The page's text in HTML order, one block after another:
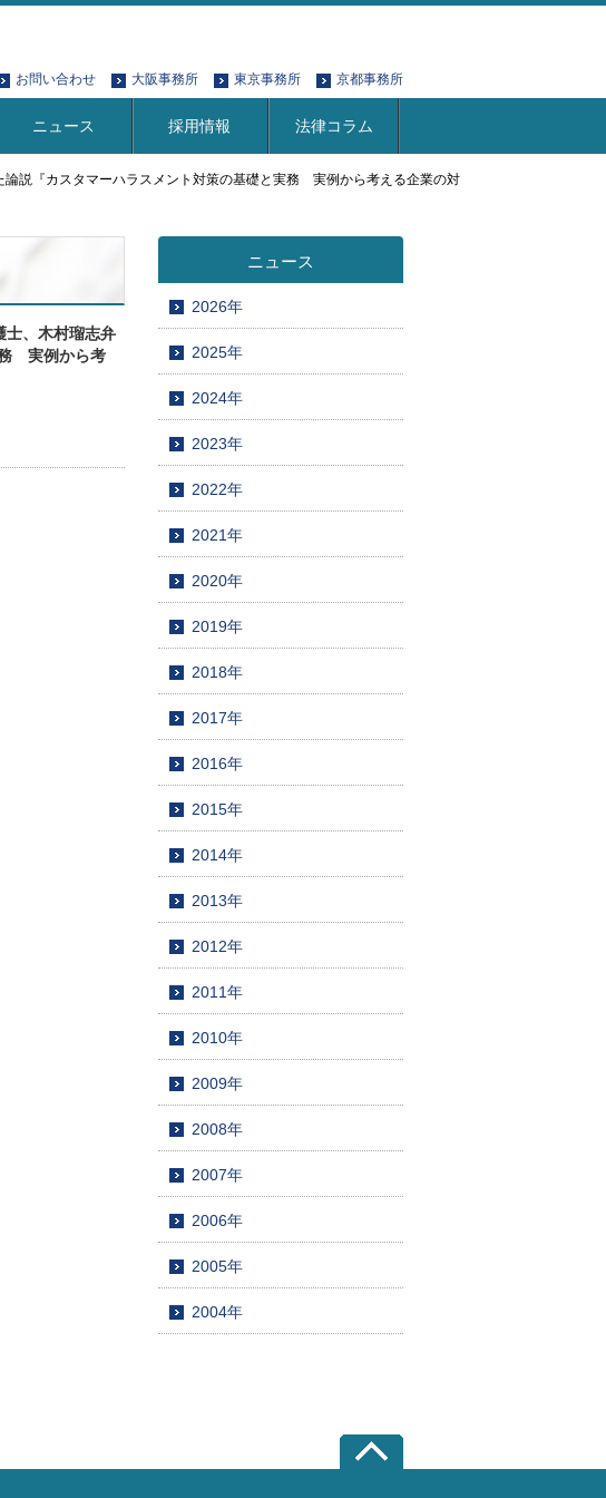
お問い合わせ 大阪事務所 東京事務所 京都事務所
ニュース 採用情報 法律コラム
説『カスタマーハラスメント対策の基礎と実務 実例から考える企業の対
、木村瑠志弁
務 実例から考
ニュース
2026年
2025年
2024年
2023年
2022年
2021年
2020年
2019年
2018年
2017年
2016年
2015年
2014年
2013年
2012年
2011年
2010年
2009年
2008年
2007年
2006年
2005年
2004年